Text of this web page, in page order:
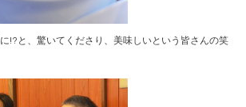
!?と、驚いてくださり、美味しいという皆さんの笑